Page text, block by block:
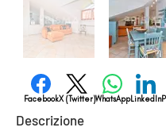
FacebookX (Twitter)WhatsAppLinkedIn
Descrizione